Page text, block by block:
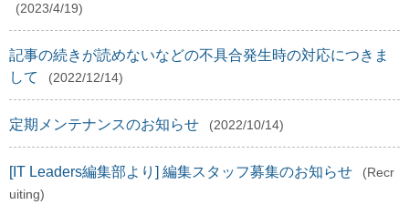
(2023/4/19)
記事の続きが読めないなどの不具合発生時の対応につきま
して
(2022/12/14)
定期メンテナンスのお知らせ (2022/10/14)
[IT Leaders編集部より] 編集スタッフ募集のお知らせ
(Recr
uiting)